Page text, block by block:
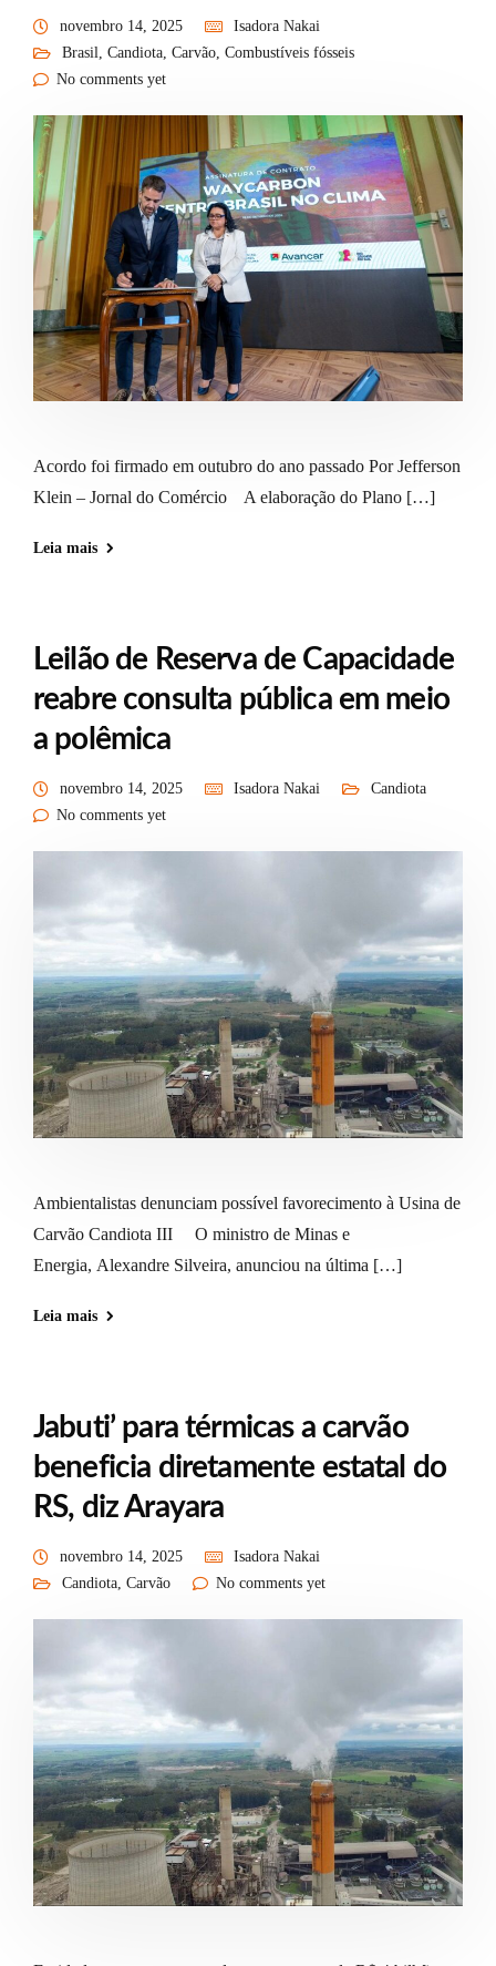
novembro 14, 2025
Isadora Nakai
Brasil
Candiota Carvão Combustíveis fósseis
No comments yet
Acordo foi firmado em outubro do ano passado Por Jefferson
Klein – Jornal do Comércio A elaboração do Plano […]
Leia mais
Leilão de Reserva de Capacidade
reabre consulta pública em meio
a polêmica
novembro 14, 2025 Isadora Nakai
Candiota
No comments yet
Ambientalistas denunciam possível favorecimento à Usina de
Carvão Candiota III O ministro de Minas e
Energia, Alexandre Silveira, anunciou na última […]
Leia mais
Jabuti’ para térmicas a carvão
beneficia diretamente estatal do
RS, diz Arayara
novembro 14, 2025
Isadora Nakai
Candiota, Carvão No comments yet